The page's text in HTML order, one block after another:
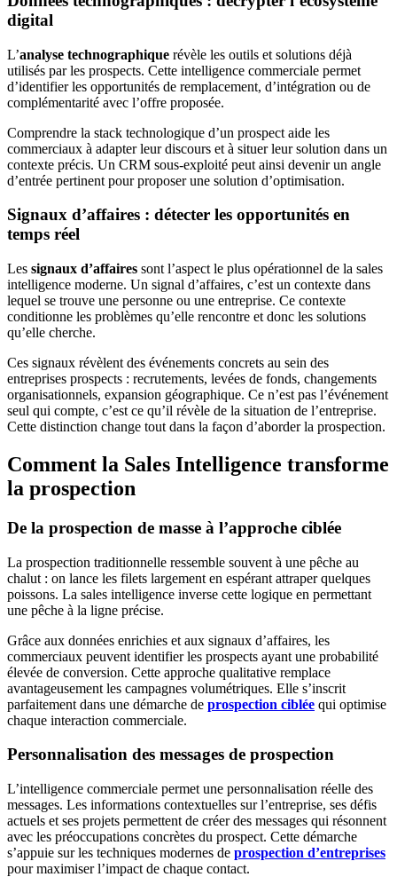
digital
L’analyse technographique révèle les outils et solutions déjà
utilisés par les prospects. Cette intelligence commerciale permet
d’identifier les opportunités de remplacement, d’intégration ou de
complémentarité avec l’offre proposée.
Comprendre la stack technologique d’un prospect aide les
commerciaux à adapter leur discours et à situer leur solution dans un
contexte précis. Un CRM sous-exploité peut ainsi devenir un angle
d’entrée pertinent pour proposer une solution d’optimisation.
Signaux d’affaires : détecter les opportunités en
temps réel
Les signaux d’affaires sont l’aspect le plus opérationnel de la sales
intelligence moderne. Un signal d’affaires, c’est un contexte dans
lequel se trouve une personne ou une entreprise. Ce contexte
conditionne les problèmes qu’elle rencontre et donc les solutions
qu’elle cherche.
Ces signaux révèlent des événements concrets au sein des
entreprises prospects : recrutements, levées de fonds, changements
organisationnels, expansion géographique. Ce n’est pas l’événement
seul qui compte, c’est ce qu’il révèle de la situation de l’entreprise.
Cette distinction change tout dans la façon d’aborder la prospection.
Comment la Sales Intelligence transforme
la prospection
De la prospection de masse à l’approche ciblée
La prospection traditionnelle ressemble souvent à une pêche au
chalut : on lance les filets largement en espérant attraper quelques
poissons. La sales intelligence inverse cette logique en permettant
une pêche à la ligne précise.
Grâce aux données enrichies et aux signaux d’affaires, les
commerciaux peuvent identifier les prospects ayant une probabilité
élevée de conversion. Cette approche qualitative remplace
avantageusement les campagnes volumétriques. Elle s’inscrit
parfaitement dans une démarche de prospection ciblée qui optimise
chaque interaction commerciale.
Personnalisation des messages de prospection
L’intelligence commerciale permet une personnalisation réelle des
messages. Les informations contextuelles sur l’entreprise, ses défis
actuels et ses projets permettent de créer des messages qui résonnent
avec les préoccupations concrètes du prospect. Cette démarche
s’appuie sur les techniques modernes de prospection d’entreprises
pour maximiser l’impact de chaque contact.